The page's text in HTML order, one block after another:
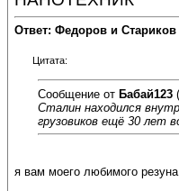
Ответ: Федоров и
Цитата:
Сообщение от Бабай123
Сталин находился
грузовиков ещё 30 лет
я вам моего любимого